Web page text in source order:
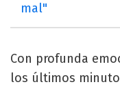
mal"
Con profunda
los últimos